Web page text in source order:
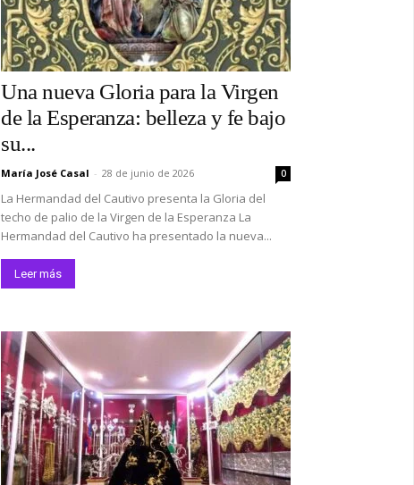
Una nueva Gloria para la Virgen
de la Esperanza: belleza y fe bajo
su...
María José Casal - 28 de junio de 2026 0
La Hermandad del Cautivo presenta la Gloria del
techo de palio de la Virgen de la Esperanza La
Hermandad del Cautivo ha presentado la nueva...
Leer más